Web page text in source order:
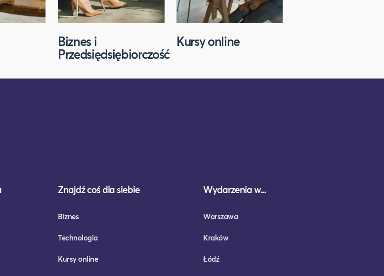
Biznes i
Przedsiędsiębiorczość
Kursy online
Znajdź coś dla siebie
Biznes
Technologia
Kursy online
Wydarzenia w...
Warszawa
Kraków
Łódź